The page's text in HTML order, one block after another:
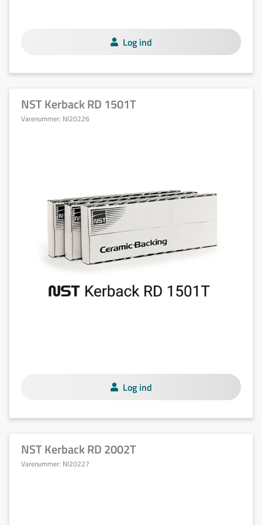
Log ind
NST Kerback RD 1501T
Varenummer: NI20226
Log ind
NST Kerback RD 2002T
Varenummer: NI20227